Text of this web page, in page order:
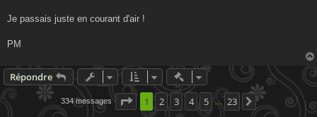
Je passais juste en courant d'air !
PM
Répondre Actions rapides de
334 messages Page1 sur23
1 2 3 4 5 … 23 Suivante